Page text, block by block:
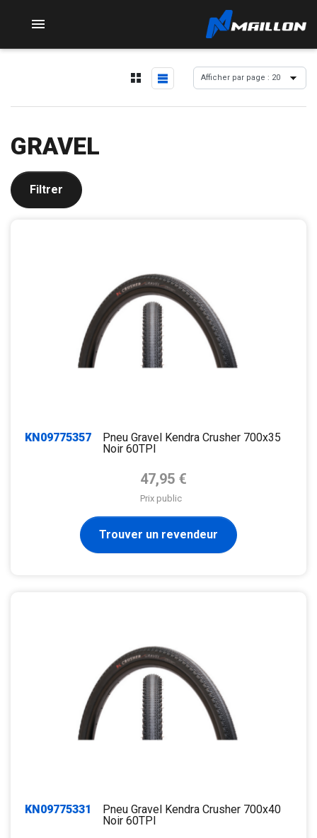

GRAVEL
Filtrer
KN09775357
Pneu Gravel Kendra Crusher 700x35
Noir 60TPI
Prix de base
47,95 €
Prix public
Trouver un revendeur
KN09775331
Pneu Gravel Kendra Crusher 700x40
Noir 60TPI